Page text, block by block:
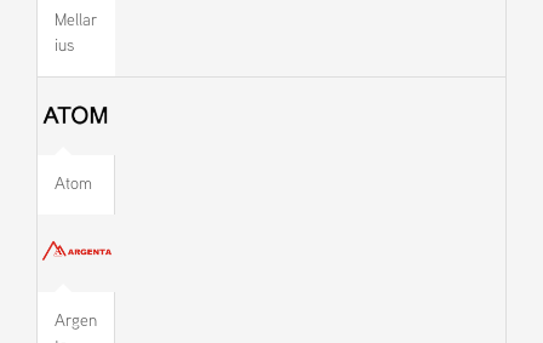
Mellar
ius
Atom
Argen